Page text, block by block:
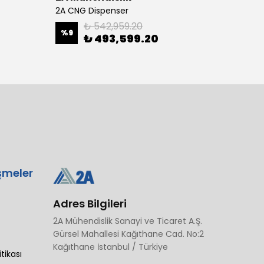
2A CNG Dispenser
%9 ₺ 542,959.20
₺ 493,599.20
Adres Bilgileri
2A Mühendislik Sanayi ve Ticaret A.Ş.
Gürsel Mahallesi Kağıthane Cad. No:2
Kağıthane İstanbul / Türkiye